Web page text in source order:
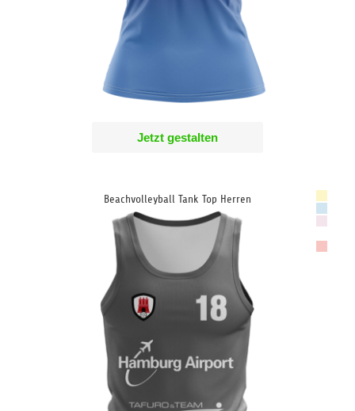
Jetzt gestalten
Beachvolleyball Tank Top Herren